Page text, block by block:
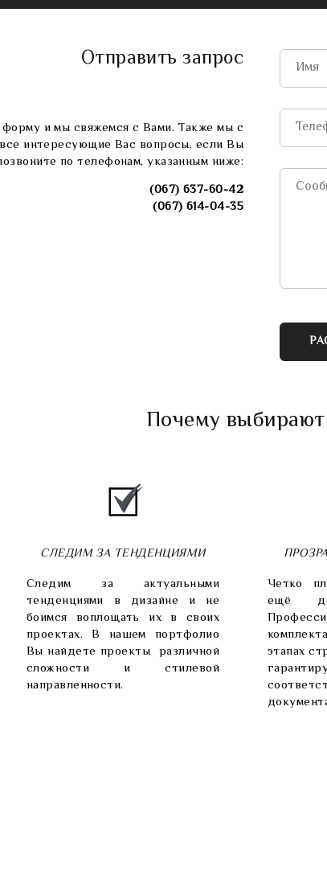
Отправить запрос
форму и мы свяжемся с Вами. Также мы с
интересующие Вас вопросы, если Вы
по телефонам, указанным ниже:
(067) 637-60-42
(067) 614-04-35
Почему
СЛЕДИМ ЗА ТЕНДЕНЦИЯМИ
Следим за актуальными
тенденциями в дизайне и не
боимся воплощать их в своих
проектах. В нашем портфолио
Вы найдете проекты различной
сложности и стилевой
направленности.
Четко
ещё
этапах